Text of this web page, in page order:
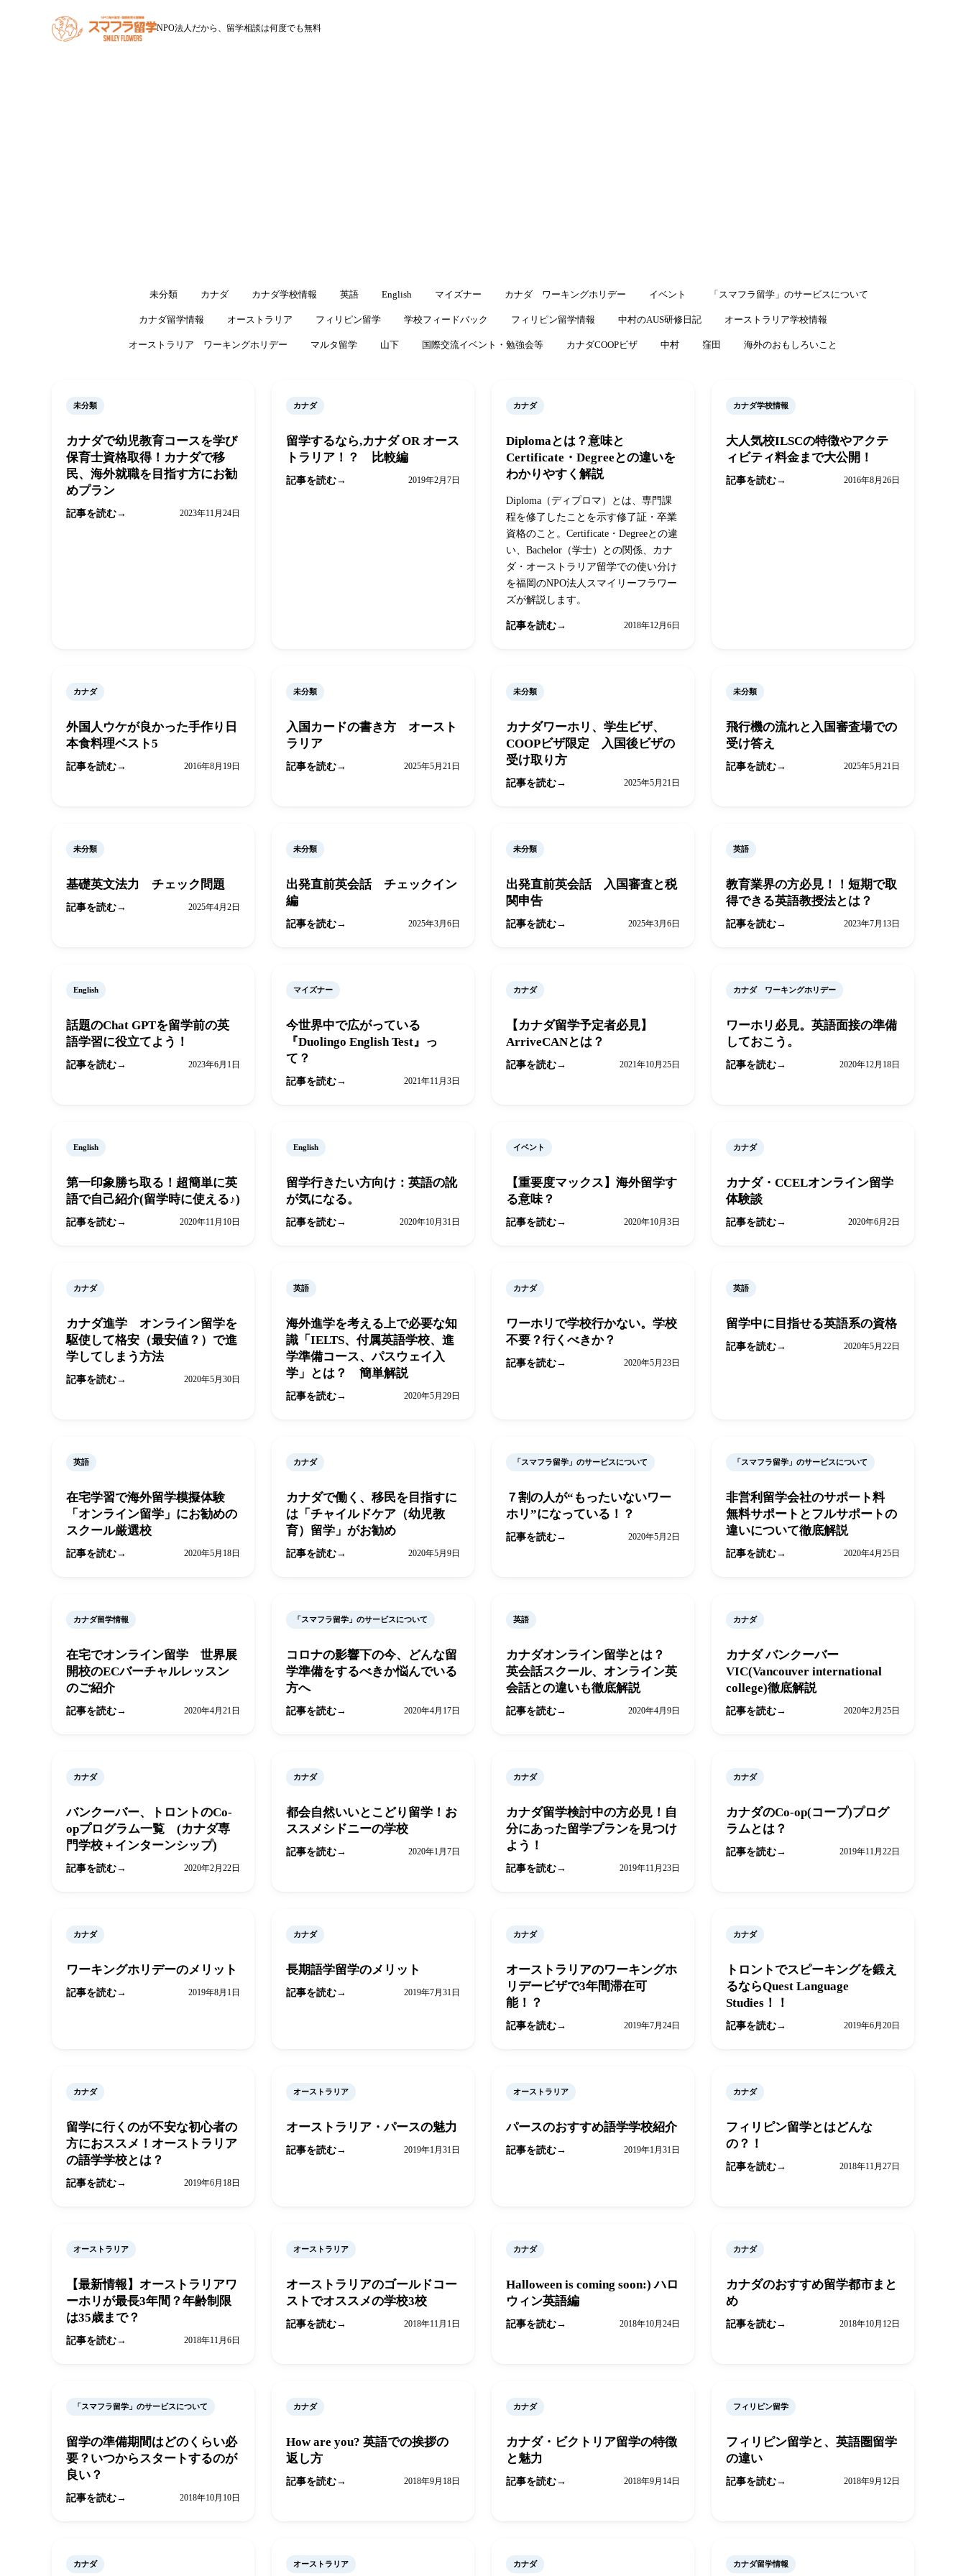
NPO法人だから、留学相談は何度でも無料
未分類 カナダ カナダ学校情報 英語 English マイズナー カナダ ワーキングホリデー イベント 「スマフラ留学」のサービスについて
カナダ留学情報 オーストラリア フィリピン留学 学校フィードバック フィリピン留学情報 中村のAUS研修日記 オーストラリア学校情報
オーストラリア ワーキングホリデー マルタ留学 山下 国際交流イベント・勉強会等 カナダCOOPビザ 中村 窪田 海外のおもしろいこと
未分類
カナダで幼児教育コースを学び
保育士資格取得！カナダで移
民、海外就職を目指す方にお勧
めプラン
記事を読む 2023年11月24日
カナダ
留学するなら,カナダ OR オース
トラリア！？ 比較編
記事を読む 2019年2月7日
カナダ
Diplomaとは？意味と
Certificate・Degreeとの違いを
わかりやすく解説
Diploma（ディプロマ）とは、専門課
程を修了したことを示す修了証・卒業
資格のこと。Certificate・Degreeとの違
い、Bachelor（学士）との関係、カナ
ダ・オーストラリア留学での使い分け
を福岡のNPO法人スマイリーフラワー
ズが解説します。
記事を読む 2018年12月6日
カナダ学校情報
大人気校ILSCの特徴やアクテ
ィビティ料金まで大公開！
記事を読む 2016年8月26日
カナダ
外国人ウケが良かった手作り日
本食料理ベスト5
記事を読む 2016年8月19日
未分類
入国カードの書き方 オースト
ラリア
記事を読む 2025年5月21日
未分類
カナダワーホリ、学生ビザ、
COOPビザ限定 入国後ビザの
受け取り方
記事を読む 2025年5月21日
未分類
飛行機の流れと入国審査場での
受け答え
記事を読む 2025年5月21日
未分類
基礎英文法力 チェック問題
記事を読む 2025年4月2日
未分類
出発直前英会話 チェックイン
編
記事を読む 2025年3月6日
未分類
出発直前英会話 入国審査と税
関申告
記事を読む 2025年3月6日
英語
教育業界の方必見！！短期で取
得できる英語教授法とは？
記事を読む 2023年7月13日
English
話題のChat GPTを留学前の英
語学習に役立てよう！
記事を読む 2023年6月1日
マイズナー
今世界中で広がっている
『Duolingo English Test』っ
て？
記事を読む 2021年11月3日
カナダ
【カナダ留学予定者必見】
ArriveCANとは？
記事を読む 2021年10月25日
カナダ ワーキングホリデー
ワーホリ必見。英語面接の準備
しておこう。
記事を読む 2020年12月18日
English
第一印象勝ち取る！超簡単に英
語で自己紹介(留学時に使える♪)
記事を読む 2020年11月10日
English
留学行きたい方向け：英語の訛
が気になる。
記事を読む 2020年10月31日
イベント
【重要度マックス】海外留学す
る意味？
記事を読む 2020年10月3日
カナダ
カナダ・CCELオンライン留学
体験談
記事を読む 2020年6月2日
カナダ
カナダ進学 オンライン留学を
駆使して格安（最安値？）で進
学してしまう方法
記事を読む 2020年5月30日
英語
海外進学を考える上で必要な知
識「IELTS、付属英語学校、進
学準備コース、パスウェイ入
学」とは？ 簡単解説
記事を読む 2020年5月29日
カナダ
ワーホリで学校行かない。学校
不要？行くべきか？
記事を読む 2020年5月23日
英語
留学中に目指せる英語系の資格
記事を読む 2020年5月22日
英語
在宅学習で海外留学模擬体験
「オンライン留学」にお勧めの
スクール厳選校
記事を読む 2020年5月18日
カナダ
カナダで働く、移民を目指すに
は「チャイルドケア（幼児教
育）留学」がお勧め
記事を読む 2020年5月9日
「スマフラ留学」のサービスについて
７割の人が“もったいないワー
ホリ”になっている！？
記事を読む 2020年5月2日
「スマフラ留学」のサービスについて
非営利留学会社のサポート料
無料サポートとフルサポートの
違いについて徹底解説
記事を読む 2020年4月25日
カナダ留学情報
在宅でオンライン留学 世界展
開校のECバーチャルレッスン
のご紹介
記事を読む 2020年4月21日
「スマフラ留学」のサービスについて
コロナの影響下の今、どんな留
学準備をするべきか悩んでいる
方へ
記事を読む 2020年4月17日
英語
カナダオンライン留学とは？
英会話スクール、オンライン英
会話との違いも徹底解説
記事を読む 2020年4月9日
カナダ
カナダ バンクーバー
VIC(Vancouver international
college)徹底解説
記事を読む 2020年2月25日
カナダ
バンクーバー、トロントのCo-
opプログラム一覧 (カナダ専
門学校＋インターンシップ)
記事を読む 2020年2月22日
カナダ
都会自然いいとこどり留学！お
ススメシドニーの学校
記事を読む 2020年1月7日
カナダ
カナダ留学検討中の方必見！自
分にあった留学プランを見つけ
よう！
記事を読む 2019年11月23日
カナダ
カナダのCo-op(コープ)プログ
ラムとは？
記事を読む 2019年11月22日
カナダ
ワーキングホリデーのメリット
記事を読む 2019年8月1日
カナダ
長期語学留学のメリット
記事を読む 2019年7月31日
カナダ
オーストラリアのワーキングホ
リデービザで3年間滞在可
能！？
記事を読む 2019年7月24日
カナダ
トロントでスピーキングを鍛え
るならQuest Language
Studies！！
記事を読む 2019年6月20日
カナダ
留学に行くのが不安な初心者の
方におススメ！オーストラリア
の語学学校とは？
記事を読む 2019年6月18日
オーストラリア
オーストラリア・パースの魅力
記事を読む 2019年1月31日
オーストラリア
パースのおすすめ語学学校紹介
記事を読む 2019年1月31日
カナダ
フィリピン留学とはどんな
の？！
記事を読む 2018年11月27日
オーストラリア
【最新情報】オーストラリアワ
ーホリが最長3年間？年齢制限
は35歳まで？
記事を読む 2018年11月6日
オーストラリア
オーストラリアのゴールドコー
ストでオススメの学校3校
記事を読む 2018年11月1日
カナダ
Halloween is coming soon:) ハロ
ウィン英語編
記事を読む 2018年10月24日
カナダ
カナダのおすすめ留学都市まと
め
記事を読む 2018年10月12日
「スマフラ留学」のサービスについて
留学の準備期間はどのくらい必
要？いつからスタートするのが
良い？
記事を読む 2018年10月10日
カナダ
How are you? 英語での挨拶の
返し方
記事を読む 2018年9月18日
カナダ
カナダ・ビクトリア留学の特徴
と魅力
記事を読む 2018年9月14日
フィリピン留学
フィリピン留学と、英語圏留学
の違い
記事を読む 2018年9月12日
カナダ オーストラリア カナダ カナダ留学情報